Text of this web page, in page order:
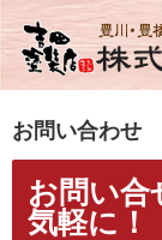
お問い合わせ
お問い合
気軽に！